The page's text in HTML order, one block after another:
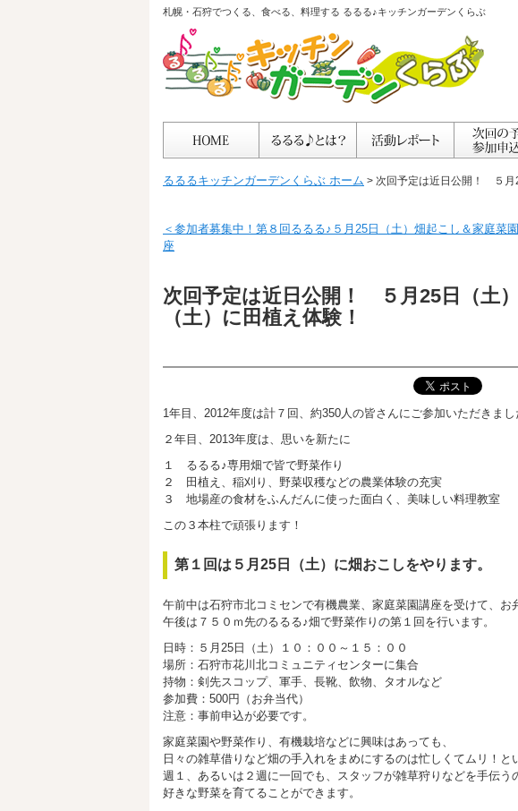
札幌・石狩でつくる、食べる、料理する るるる♪キッチンガーデンくらぶ
るるるキッチンガーデンくらぶ ホーム > 次回予定は近日公開！ ５月
＜参加者募集中！第８回るるる♪５月25日（土）畑起こし＆家庭菜
座
次回予定は近日公開！ ５月25日（土
（土）に田植え体験！
1年目、2012年度は計７回、約350人の皆さんにご参加いただきまし
２年目、2013年度は、思いを新たに
１ るるる♪専用畑で皆で野菜作り
２ 田植え、稲刈り、野菜収穫などの農業体験の充実
３ 地場産の食材をふんだんに使った面白く、美味しい料理教室
この３本柱で頑張ります！
第１回は５月25日（土）に畑おこしをやります。
午前中は石狩市北コミセンで有機農業、家庭菜園講座を受けて、お
午後は７５０ｍ先のるるる♪畑で野菜作りの第１回を行います。
日時：５月25日（土）１０：００～１５：００
場所：石狩市花川北コミュニティセンターに集合
持物：剣先スコップ、軍手、長靴、飲物、タオルなど
参加費：500円（お弁当代）
注意：事前申込が必要です。
家庭菜園や野菜作り、有機栽培などに興味はあっても、
日々の雑草借りなど畑の手入れをまめにするのは忙しくてムリ！と
週１、あるいは２週に一回でも、スタッフが雑草狩りなどを手伝う
好きな野菜を育てることができます。